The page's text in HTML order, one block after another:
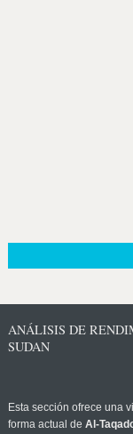
ANÁLISIS DE
SUDAN
Esta sección ofrece una
forma actual de Al-